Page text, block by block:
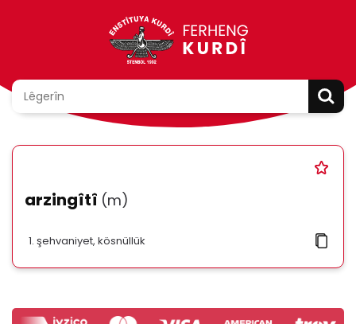
arzingîtî (m)
şehvaniyet, kösnüllük